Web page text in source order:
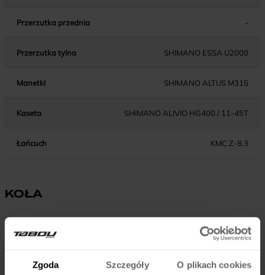
Zgoda Szczegóły O plikach cookies
Przerzutka przednia -
Przerzutka tylna SHIMANO ESSA U2000
Manetki SHIMANO ALTUS M315
Kaseta SHIMANO ALIVIO HG400 / 11-45T
Łańcuch KMC Z-8.3
KOŁA
Obręcze ALU / EXTRA LIGHT / CNC / BLACK